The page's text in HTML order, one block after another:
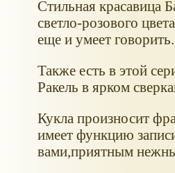
Стильная красавица
светло-розового
еще и умеет говорить.
Также есть в этой
Ракель в ярком
Кукла произносит
имеет функцию
вами,приятным